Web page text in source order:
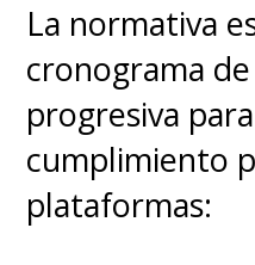
La normativa
cronograma
progresiva
cumplimiento
plataformas: